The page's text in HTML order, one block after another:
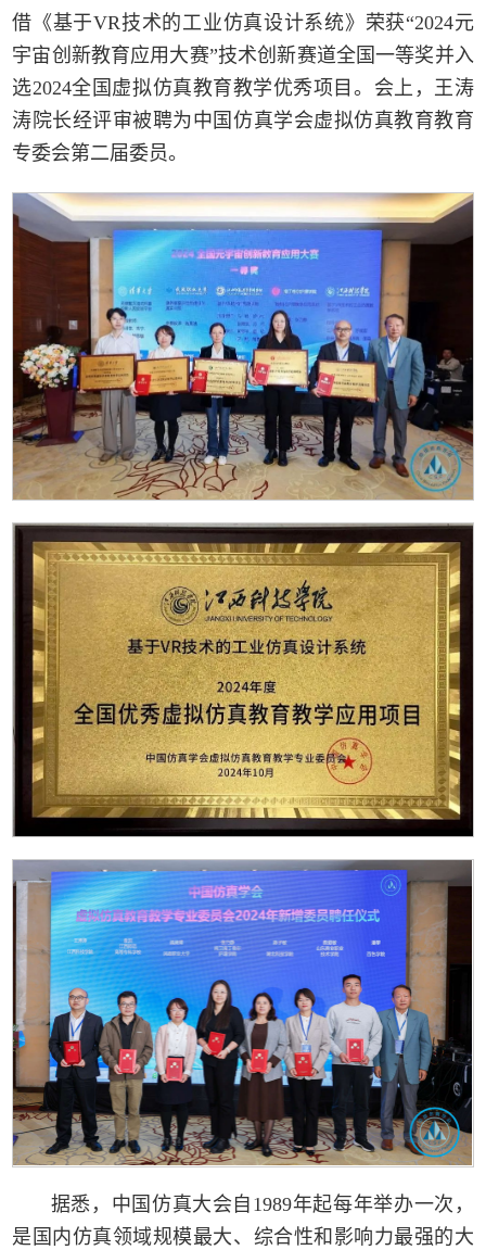
借《基于VR技术的工业仿真设计系统》荣获“2024元
宇宙创新教育应用大赛”技术创新赛道全国一等奖并入
选2024全国虚拟仿真教育教学优秀项目。会上，王涛
涛院长经评审被聘为中国仿真学会虚拟仿真教育教育
专委会第二届委员。
据悉，中国仿真大会自1989年起每年举办一次，
是国内仿真领域规模最大、综合性和影响力最强的大